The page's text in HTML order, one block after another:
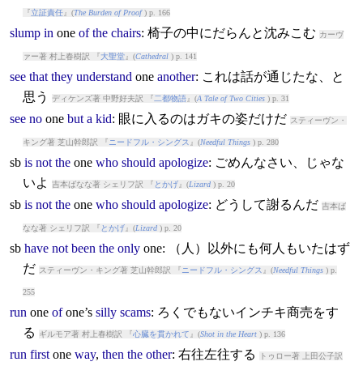
『立証責任』(The Burden of Proof) p. 166
slump in one of the chairs: 椅子の中にだらんと沈みこむ カーヴ
ァー著 村上春樹訳 『大聖堂』(Cathedral) p. 141
see that they understand one another: これは話が通じたな、と
思う
ディケンズ著 中野好夫訳 『二都物語』(A Tale of Two Cities) p. 31
see no one but a kid: 眼に入るのはガキの姿だけだ スティーヴン・
キング著 芝山幹郎訳 『 ニードフル・シングス 』(Needful Things) p. 280
sb is not the one who should apologize: ごめんなさい、じゃな
いよ
吉本ばなな著 シェリフ訳 『 とかげ』(Lizard) p. 20
sb is not the one who should apologize: どうして謝るんだ 吉本ば
なな著 シェリフ訳 『 とかげ』(Lizard) p. 20
sb have not been the only one: （人）以外にも何人もいたはず
だ スティーヴン・キング著 芝山幹郎訳 『 ニードフル・シングス 』(Needful Things) p.
255
run one of one’s silly scams: ろくでもないインチキ商売をす
る
ギルモア著 村上春樹訳 『心臓を貫かれて 』(Shot in the Heart) p. 136
run first one way, then the other: 右往左往する トゥロー著 上田公子訳